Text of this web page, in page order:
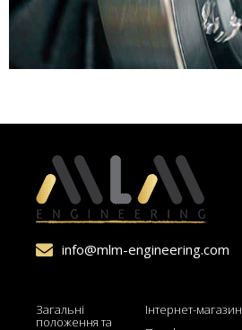
info@mlm-engineering.com
Загальні
положення та
Інтернет-магазин